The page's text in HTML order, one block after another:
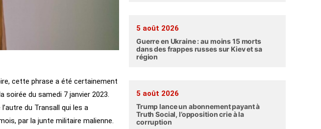
cette phrase a été certainement
soirée du samedi 7 janvier 2023.
du Transall qui les a
par la junte militaire malienne.
5 août 2026
Guerre en Ukraine : au moins 15 morts
dans des frappes russes sur Kiev et sa
région
5 août 2026
Trump lance un abonnement payant à
Truth Social, l’opposition crie à la
corruption